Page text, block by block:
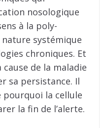
nosologique
à la poly-
systémique
chroniques. Et
de la maladie
sa persistance. Il
la cellule
la fin de l’alerte.